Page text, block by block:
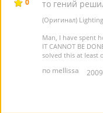
0
то гений
(Оригинал)
Man, I have spent
IT CANNOT BE
solved this at least
по mellissa